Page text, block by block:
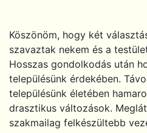
Köszönöm, hogy két
szavaztak nekem és a
Hosszas gondolkodás után
településünk érdekében.
településünk életében
drasztikus változások.
szakmailag felkészültebb